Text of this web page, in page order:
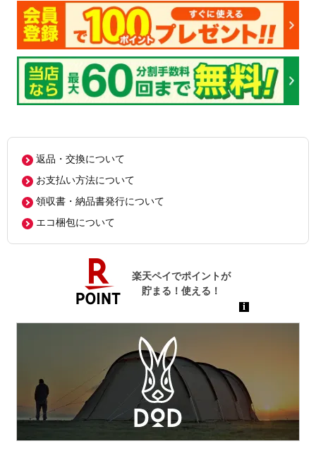
返品・交換について
お支払い方法について
領収書・納品書発行について
エコ梱包について